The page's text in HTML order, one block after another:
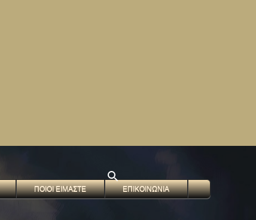
ΠΟΙΟΙ ΕΙΜΑΣΤΕ ΕΠΙΚΟΙΝΩΝΙΑ